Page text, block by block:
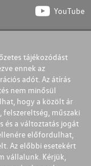
YouTube
tájékozódást
ennek az
adót. Az átírás
nem minősül
hogy a közölt ár
műszaki
és a változtatás jogát
előfordulhat,
Az előbbi esetekért
vállalunk. Kérjük,